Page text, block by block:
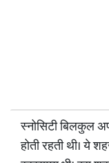
स्नोसिटी बिलकुल
होती रहती थी। ये